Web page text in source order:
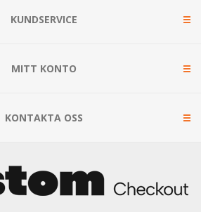
KUNDSERVICE
MITT KONTO
KONTAKTA OSS